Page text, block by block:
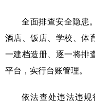
全面排查安全隐患
酒店、饭店、学校、体
一建档造册、逐一将排
平台，实行台账管理。
依法查处违法违规